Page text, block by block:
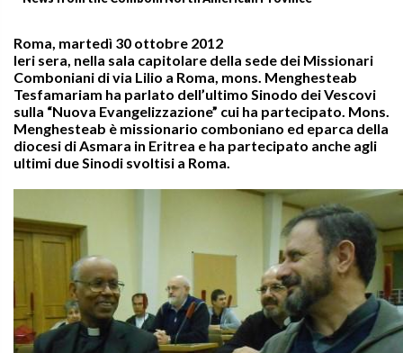
Roma, martedì 30 ottobre 2012
Ieri sera, nella sala capitolare della sede dei Missionari
Comboniani di via Lilio a Roma, mons. Menghesteab
Tesfamariam ha parlato dell’ultimo Sinodo dei Vescovi
sulla “Nuova Evangelizzazione” cui ha partecipato. Mons.
Menghesteab è missionario comboniano ed eparca della
diocesi di Asmara in Eritrea e ha partecipato anche agli
ultimi due Sinodi svoltisi a Roma.